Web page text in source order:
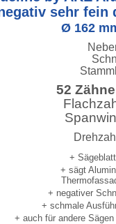
sehr fein
Ø 162
52 Zähne
+
+ sägt
+ negativer
+ schmale
+ auch für andere